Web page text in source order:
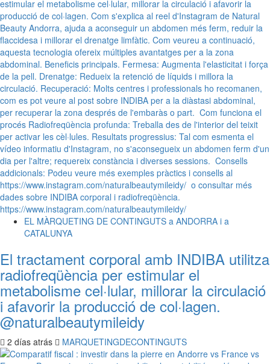
EL MÀRQUETING DE CONTINGUTS a ANDORRA i a
CATALUNYA
El tractament corporal amb INDIBA utilitza
radiofreqüència per estimular el
metabolisme cel·lular, millorar la circulació
i afavorir la producció de col·lagen.
@naturalbeautymileidy
2 días atrás MARQUETINGDECONTINGUTS